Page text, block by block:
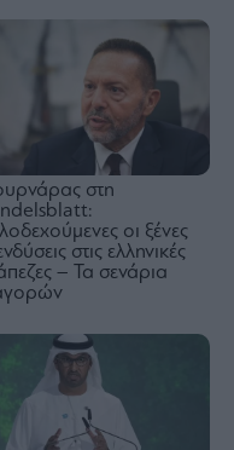
στη
οι ξένες
στις ελληνικές
– Τα σενάρια